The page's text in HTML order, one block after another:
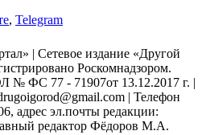
, Telegram
| Сетевое издание «Другой
Роскомнадзором.
№ ФС 77 - 71907от 13.12.2017 г. |
| Телефон
адрес эл.почты редакции:
редактор Фёдоров М.А.